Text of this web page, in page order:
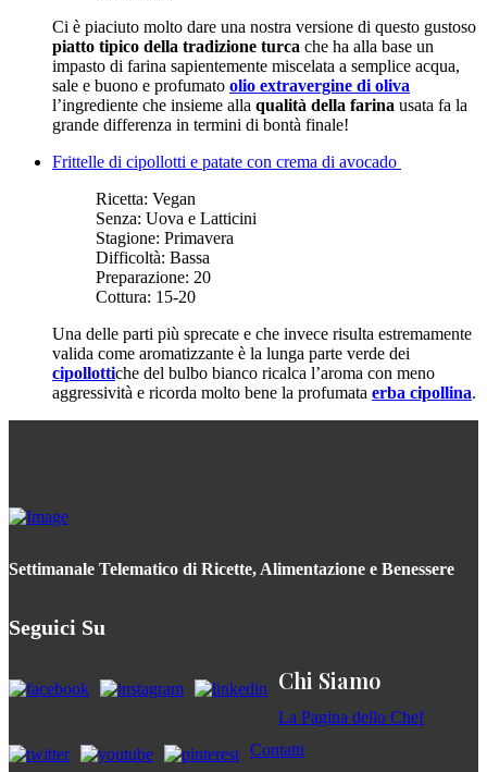
Ci è piaciuto molto dare una nostra versione di questo gustoso
piatto tipico della tradizione turca che ha alla base un
impasto di farina sapientemente miscelata a semplice acqua,
sale e buono e profumato olio extravergine di oliva
l’ingrediente che insieme alla qualità della farina usata fa la
grande differenza in termini di bontà finale!
Frittelle di cipollotti e patate con crema di avocado
Ricetta: Vegan
Senza: Uova e Latticini
Stagione: Primavera
Difficoltà: Bassa
Preparazione: 20
Cottura: 15-20
Una delle parti più sprecate e che invece risulta estremamente
valida come aromatizzante è la lunga parte verde dei
cipollottiche del bulbo bianco ricalca l’aroma con meno
aggressività e ricorda molto bene la profumata erba cipollina.
Settimanale Telematico di Ricette, Alimentazione e Benessere
Seguici Su
Chi Siamo
La Pagina dello Chef
Contatti